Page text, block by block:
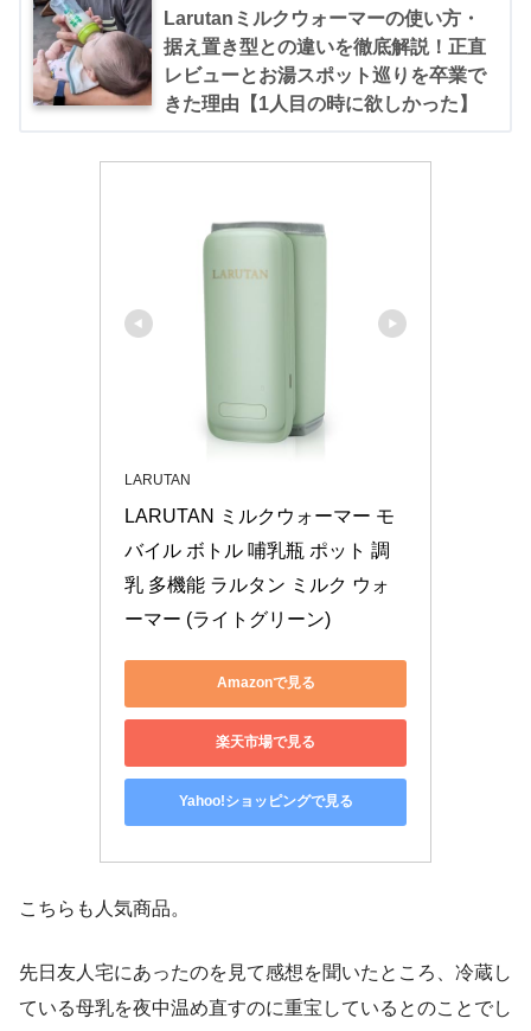
Larutanミルクウォーマーの使い方・
据え置き型との違いを徹底解説！正直
レビューとお湯スポット巡りを卒業で
きた理由【1人目の時に欲しかった】
LARUTAN
LARUTAN ミルクウォーマー モ
バイル ボトル 哺乳瓶 ポット 調
乳 多機能 ラルタン ミルク ウォ
ーマー (ライトグリーン)
Amazonで見る
楽天市場で見る
Yahoo!ショッピングで見る
こちらも人気商品。
先日友人宅にあったのを見て感想を聞いたところ、冷蔵し
ている母乳を夜中温め直すのに重宝しているとのことでし